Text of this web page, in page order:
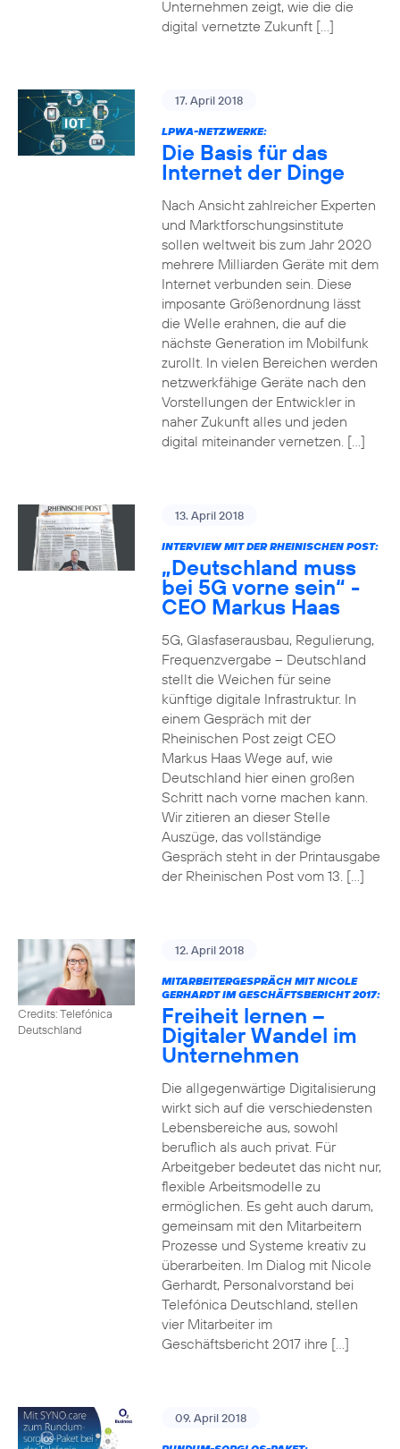
Unternehmen zeigt, wie die die
digital vernetzte Zukunft […]
17. April 2018
LPWA-NETZWERKE:
Die Basis für das
Internet der Dinge
Nach Ansicht zahlreicher Experten
und Marktforschungsinstitute
sollen weltweit bis zum Jahr 2020
mehrere Milliarden Geräte mit dem
Internet verbunden sein. Diese
imposante Größenordnung lässt
die Welle erahnen, die auf die
nächste Generation im Mobilfunk
zurollt. In vielen Bereichen werden
netzwerkfähige Geräte nach den
Vorstellungen der Entwickler in
naher Zukunft alles und jeden
digital miteinander vernetzen. […]
13. April 2018
INTERVIEW MIT DER RHEINISCHEN POST:
„Deutschland muss
bei 5G vorne sein“ -
CEO Markus Haas
5G, Glasfaserausbau, Regulierung,
Frequenzvergabe – Deutschland
stellt die Weichen für seine
künftige digitale Infrastruktur. In
einem Gespräch mit der
Rheinischen Post zeigt CEO
Markus Haas Wege auf, wie
Deutschland hier einen großen
Schritt nach vorne machen kann.
Wir zitieren an dieser Stelle
Auszüge, das vollständige
Gespräch steht in der Printausgabe
der Rheinischen Post vom 13. […]
Credits: Telefónica
Deutschland
12. April 2018
MITARBEITERGESPRÄCH MIT NICOLE
GERHARDT IM GESCHÄFTSBERICHT 2017:
Freiheit lernen –
Digitaler Wandel im
Unternehmen
Die allgegenwärtige Digitalisierung
wirkt sich auf die verschiedensten
Lebensbereiche aus, sowohl
beruflich als auch privat. Für
Arbeitgeber bedeutet das nicht nur,
flexible Arbeitsmodelle zu
ermöglichen. Es geht auch darum,
gemeinsam mit den Mitarbeitern
Prozesse und Systeme kreativ zu
überarbeiten. Im Dialog mit Nicole
Gerhardt, Personalvorstand bei
Telefónica Deutschland, stellen
vier Mitarbeiter im
Geschäftsbericht 2017 ihre […]
09. April 2018